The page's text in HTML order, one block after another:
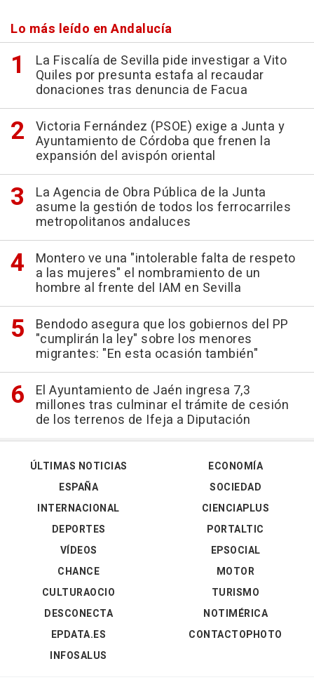
Lo más leído en Andalucía
La Fiscalía de Sevilla pide investigar a Vito
Quiles por presunta estafa al recaudar
donaciones tras denuncia de Facua
Victoria Fernández (PSOE) exige a Junta y
Ayuntamiento de Córdoba que frenen la
expansión del avispón oriental
La Agencia de Obra Pública de la Junta
asume la gestión de todos los ferrocarriles
metropolitanos andaluces
Montero ve una "intolerable falta de respeto
a las mujeres" el nombramiento de un
hombre al frente del IAM en Sevilla
Bendodo asegura que los gobiernos del PP
"cumplirán la ley" sobre los menores
migrantes: "En esta ocasión también"
El Ayuntamiento de Jaén ingresa 7,3
millones tras culminar el trámite de cesión
de los terrenos de Ifeja a Diputación
ÚLTIMAS NOTICIAS
ESPAÑA
INTERNACIONAL
DEPORTES
VÍDEOS
ECONOMÍA
SOCIEDAD
CIENCIAPLUS
PORTALTIC
EPSOCIAL
CHANCE
CULTURAOCIO
DESCONECTA
EPDATA.ES
INFOSALUS
MOTOR
TURISMO
NOTIMÉRICA
CONTACTOPHOTO